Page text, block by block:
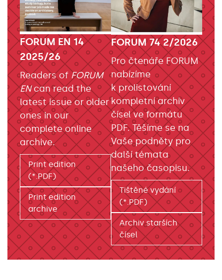
FORUM 74 2/2026
Pro čtenáře FORUM
nabízíme
k prolistování
kompletní archiv
čísel ve formátu
PDF. Těšíme se na
Vaše podněty pro
další témata
našeho časopisu.
Tištěné vydání
(*.PDF)
Archiv starších
čísel
FORUM EN 14
2025/26
Readers of FORUM
ENcan read the
latest issue or older
ones in our
complete online
archive.
Print edition
(*.PDF)
Print edition
archive